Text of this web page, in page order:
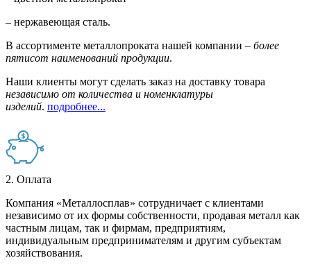
– нержавеющая сталь.
В ассортименте металлопроката нашей компании – более
пятисот наименований продукции.
Наши клиенты могут сделать заказ на доставку товара
независимо от количества и номенклатуры
изделий. подробнее...
2. Оплата
Компания «Металлосплав» сотрудничает с клиентами
независимо от их формы собственности, продавая металл как
частным лицам, так и фирмам, предприятиям,
индивидуальным предпринимателям и другим субъектам
хозяйствования.